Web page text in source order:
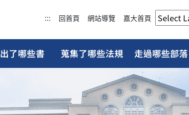
::: 回首頁 網站導覽 嘉大首頁
出了哪些書 蒐集了哪些法規 走過哪些部落